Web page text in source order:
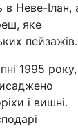
в Неве-Ілан,
яке
пейзажів.
1995 року,
і вишні.